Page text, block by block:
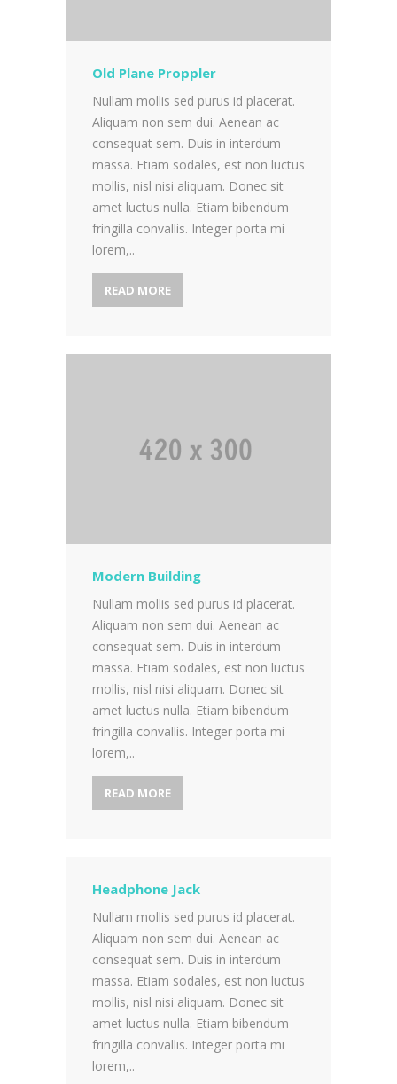
Old Plane Proppler
Nullam mollis sed purus id placerat.
Aliquam non sem dui. Aenean ac
consequat sem. Duis in interdum
massa. Etiam sodales, est non luctus
mollis, nisl nisi aliquam. Donec sit
amet luctus nulla. Etiam bibendum
fringilla convallis. Integer porta mi
lorem,..
READ MORE
Modern Building
Nullam mollis sed purus id placerat.
Aliquam non sem dui. Aenean ac
consequat sem. Duis in interdum
massa. Etiam sodales, est non luctus
mollis, nisl nisi aliquam. Donec sit
amet luctus nulla. Etiam bibendum
fringilla convallis. Integer porta mi
lorem,..
READ MORE
Headphone Jack
Nullam mollis sed purus id placerat.
Aliquam non sem dui. Aenean ac
consequat sem. Duis in interdum
massa. Etiam sodales, est non luctus
mollis, nisl nisi aliquam. Donec sit
amet luctus nulla. Etiam bibendum
fringilla convallis. Integer porta mi
lorem,..